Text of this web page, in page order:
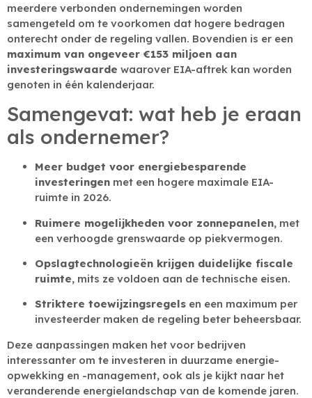
meerdere verbonden ondernemingen worden
samengeteld om te voorkomen dat hogere bedragen
onterecht onder de regeling vallen. Bovendien is er een
maximum van ongeveer €153 miljoen aan
investeringswaarde waarover EIA-aftrek kan worden
genoten in één kalenderjaar.
Samengevat: wat heb je eraan
als ondernemer?
Meer budget voor energiebesparende
investeringen met een hogere maximale EIA-
ruimte in 2026.
Ruimere mogelijkheden voor zonnepanelen, met
een verhoogde grenswaarde op piekvermogen.
Opslagtechnologieën krijgen duidelijke fiscale
ruimte, mits ze voldoen aan de technische eisen.
Striktere toewijzingsregels en een maximum per
investeerder maken de regeling beter beheersbaar.
Deze aanpassingen maken het voor bedrijven
interessanter om te investeren in duurzame energie-
opwekking en -management, ook als je kijkt naar het
veranderende energielandschap van de komende jaren.